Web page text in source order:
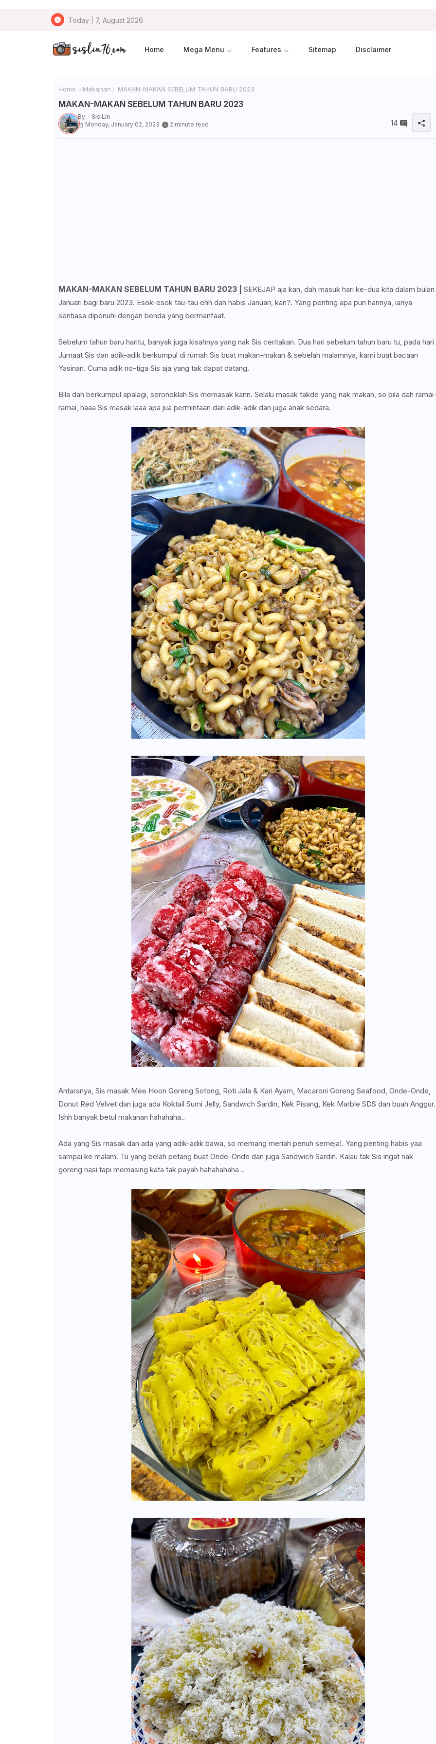
Today | 7, August 2026
Home Mega Menu Features Sitemap Disclaimer
Home Makanan MAKAN-MAKAN SEBELUM TAHUN BARU 2023
MAKAN-MAKAN SEBELUM TAHUN BARU 2023
By - Sis Lin
Monday, January 02, 2023
2 minute read 14
MAKAN-MAKAN SEBELUM TAHUN BARU 2023 |
SEKEJAP aja kan, dah masuk hari ke-dua kita dalam bulan
Januari bagi baru 2023. Esok-esok tau-tau ehh dah habis Januari, kan?. Yang penting apa pun harinya, ianya
sentiasa dipenuhi dengan benda yang bermanfaat.
Sebelum tahun baru haritu, banyak juga kisahnya yang nak Sis ceritakan. Dua hari sebelum tahun baru tu, pada hari
Jumaat Sis dan adik-adik berkumpul di rumah Sis buat makan-makan & sebelah malamnya, kami buat bacaan
Yasinan. Cuma adik no-tiga Sis aja yang tak dapat datang.
Bila dah berkumpul apalagi, seronoklah Sis memasak kann. Selalu masak takde yang nak makan, so bila dah ramai-
ramai, haaa Sis masak laaa apa jua permintaan dari adik-adik dan juga anak sedara.
Antaranya, Sis masak Mee Hoon Goreng Sotong, Roti Jala & Kari Ayam, Macaroni Goreng Seafood, Onde-Onde,
Donut Red Velvet dan juga ada Koktail Sumi Jelly, Sandwich Sardin, Kek Pisang, Kek Marble SDS dan buah Anggur.
Ishh banyak betul makanan hahahaha..
Ada yang Sis masak dan ada yang adik-adik bawa, so memang meriah penuh semeja!. Yang penting habis yaa
sampai ke malam. Tu yang belah petang buat Onde-Onde dan juga Sandwich Sardin. Kalau tak Sis ingat nak
goreng nasi tapi memasing kata tak payah hahahahaha ..